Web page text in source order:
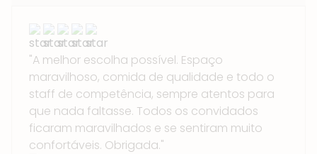
"A melhor escolha possível. Espaço
maravilhoso, comida de qualidade e todo o
staff de competência, sempre atentos para
que nada faltasse. Todos os convidados
ficaram maravilhados e se sentiram muito
confortáveis. Obrigada."